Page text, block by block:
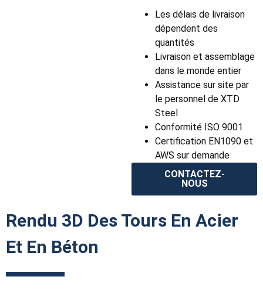
Les délais de livraison
dépendent des
quantités
Livraison et assemblage
dans le monde entier
Assistance sur site par
le personnel de XTD
Steel
Conformité ISO 9001
Certification EN1090 et
AWS sur demande
CONTACTEZ-
NOUS
Rendu 3D Des Tours En Acier
Et En Béton